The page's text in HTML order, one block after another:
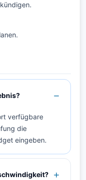
verfügbare
die
eingeben.